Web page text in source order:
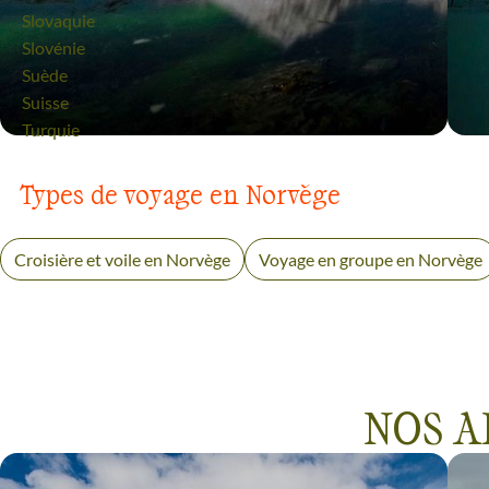
Voyage
Slovaquie
Voyage
Slovénie
Voyage
Suède
Voyage
Suisse
Voyage
Turquie
Types de voyage en Norvège
Croisière et voile en Norvège Voyage en groupe en Norvège
NOS